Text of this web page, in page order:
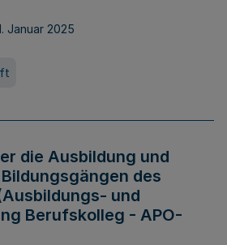
Januar 2025
die Ausbildung und
des
und
Berufskolleg - APO-